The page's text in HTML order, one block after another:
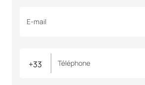
E-mail
Téléphone